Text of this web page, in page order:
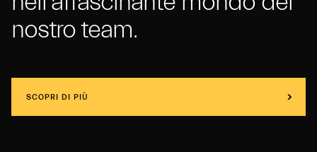
nostro team.
SCOPRI DI PIÙ